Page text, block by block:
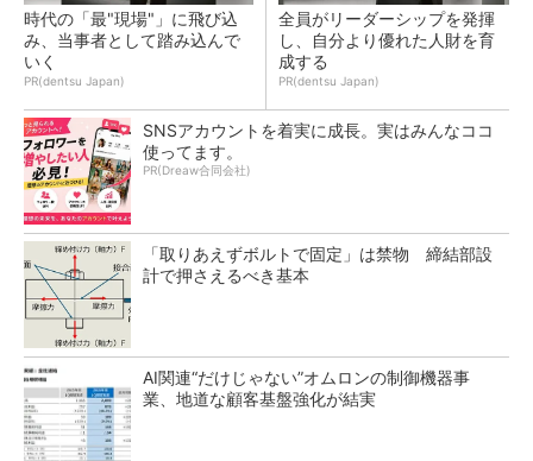
時代の「最"現場"」に飛び込
み、当事者として踏み込んで
いく
PR(dentsu Japan)
全員がリーダーシップを発揮
し、自分より優れた人財を育
成する
PR(dentsu Japan)
SNSアカウントを着実に成長。実はみんなココ
使ってます。
PR(Dreaw合同会社)
「取りあえずボルトで固定」は禁物 締結部設
計で押さえるべき基本
AI関連“だけじゃない”オムロンの制御機器事
業、地道な顧客基盤強化が結実